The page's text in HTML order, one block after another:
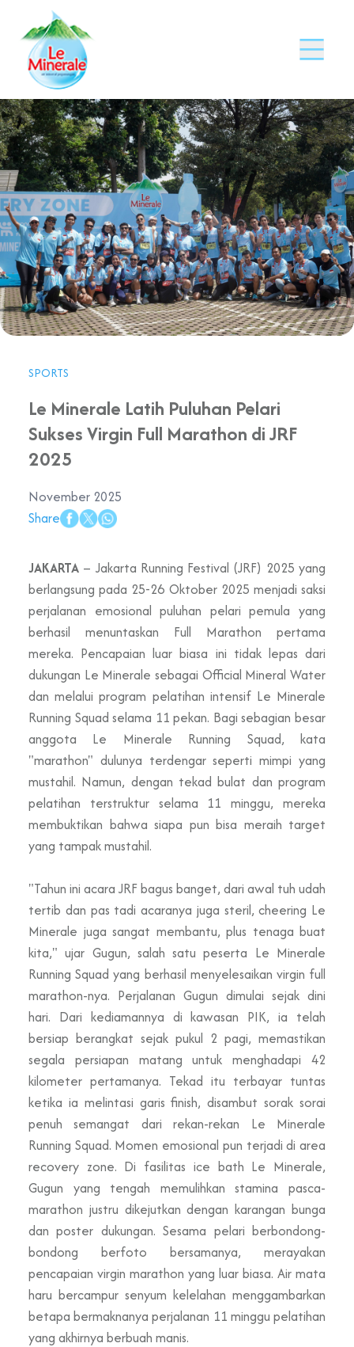
SPORTS
Le Minerale Latih Puluhan Pelari
Sukses Virgin Full Marathon di JRF
2025
November 2025
Share
JAKARTA – Jakarta Running Festival (JRF) 2025 yang
berlangsung pada 25-26 Oktober 2025 menjadi saksi
perjalanan emosional puluhan pelari pemula yang
berhasil menuntaskan Full Marathon pertama
mereka. Pencapaian luar biasa ini tidak lepas dari
dukungan Le Minerale sebagai Official Mineral Water
dan melalui program pelatihan intensif Le Minerale
Running Squad selama 11 pekan. Bagi sebagian besar
anggota Le Minerale Running Squad, kata
"marathon" dulunya terdengar seperti mimpi yang
mustahil. Namun, dengan tekad bulat dan program
pelatihan terstruktur selama 11 minggu, mereka
membuktikan bahwa siapa pun bisa meraih target
yang tampak mustahil.
"Tahun ini acara JRF bagus banget, dari awal tuh udah
tertib dan pas tadi acaranya juga steril, cheering Le
Minerale juga sangat membantu, plus tenaga buat
kita," ujar Gugun, salah satu peserta Le Minerale
Running Squad yang berhasil menyelesaikan virgin full
marathon-nya. Perjalanan Gugun dimulai sejak dini
hari. Dari kediamannya di kawasan PIK, ia telah
bersiap berangkat sejak pukul 2 pagi, memastikan
segala persiapan matang untuk menghadapi 42
kilometer pertamanya. Tekad itu terbayar tuntas
ketika ia melintasi garis finish, disambut sorak sorai
penuh semangat dari rekan-rekan Le Minerale
Running Squad. Momen emosional pun terjadi di area
recovery zone. Di fasilitas ice bath Le Minerale,
Gugun yang tengah memulihkan stamina pasca-
marathon justru dikejutkan dengan karangan bunga
dan poster dukungan. Sesama pelari berbondong-
bondong berfoto bersamanya, merayakan
pencapaian virgin marathon yang luar biasa. Air mata
haru bercampur senyum kelelahan menggambarkan
betapa bermaknanya perjalanan 11 minggu pelatihan
yang akhirnya berbuah manis.